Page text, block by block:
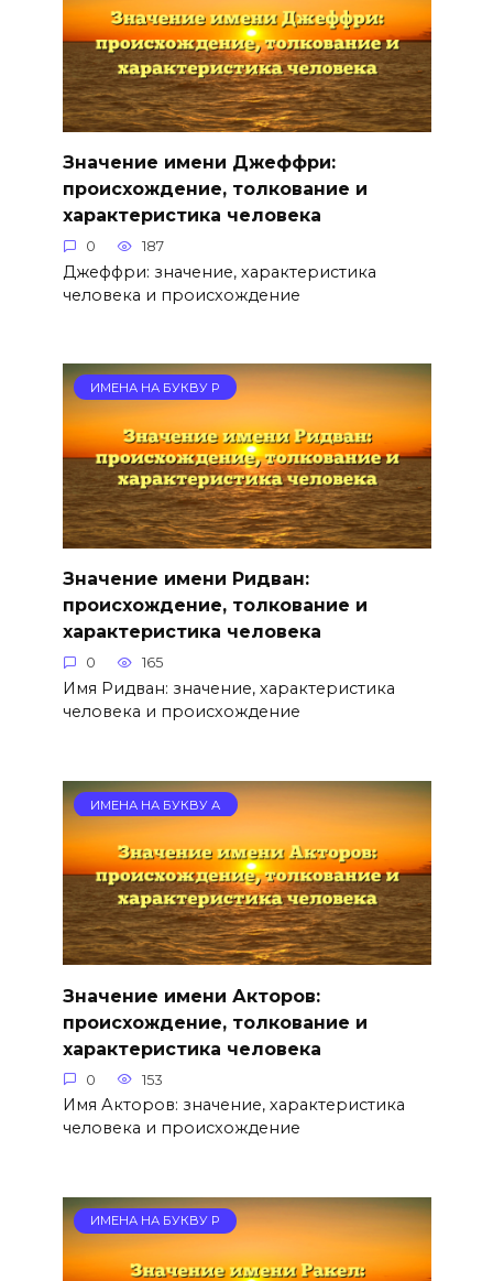
Значение имени Джеффри:
происхождение, толкование и
характеристика человека
0 187
Джеффри: значение, характеристика
человека и происхождение
ИМЕНА НА БУКВУ Р
Значение имени Ридван:
происхождение, толкование и
характеристика человека
0 165
Имя Ридван: значение, характеристика
человека и происхождение
ИМЕНА НА БУКВУ А
Значение имени Акторов:
происхождение, толкование и
характеристика человека
0 153
Имя Акторов: значение, характеристика
человека и происхождение
ИМЕНА НА БУКВУ Р